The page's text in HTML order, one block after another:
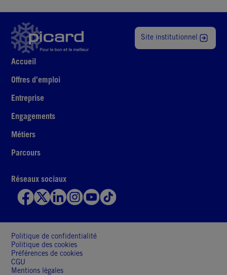
Site institutionnel
Accueil
Offres d'emploi
Entreprise
Engagements
Métiers
Parcours
Réseaux sociaux
Politique de confidentialité
Politique des cookies
Préférences de cookies
CGU
Mentions légales